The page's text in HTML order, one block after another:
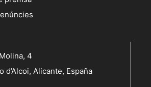
4
d’Alcoi, Alicante, España